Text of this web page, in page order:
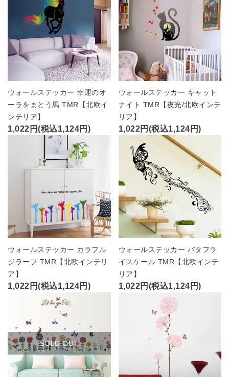
ウォールステッカー 幸運のオ
ーラをまとう馬 TMR【北欧イ
ンテリア】
1,022円(税込1,124円)
ウォールステッカー キャット
ナイト TMR【夜光/北欧インテ
リア】
1,022円(税込1,124円)
ウォールステッカー カラフル
ジラーフ TMR【北欧インテリ
ア】
1,022円(税込1,124円)
ウォールステッカー バタフラ
イスケール TMR【北欧インテ
リア】
1,022円(税込1,124円)
SOLD OUT